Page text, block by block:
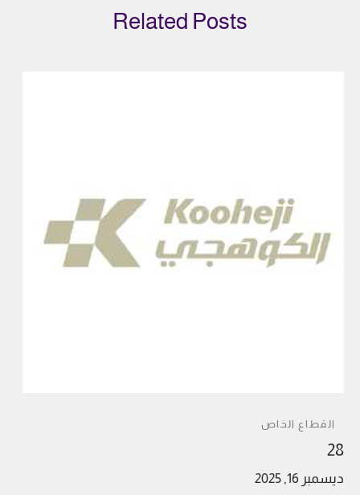
Related Posts
القطاع الخاص
28
ديسمبر 16, 2025